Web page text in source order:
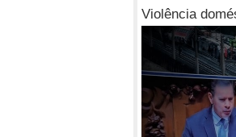
Violência